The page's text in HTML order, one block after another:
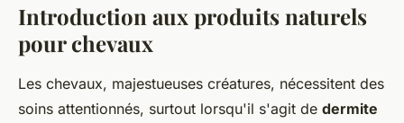
Introduction aux produits naturels
pour chevaux
Les chevaux, majestueuses créatures, nécessitent des
soins attentionnés, surtout lorsqu'il s'agit de dermite